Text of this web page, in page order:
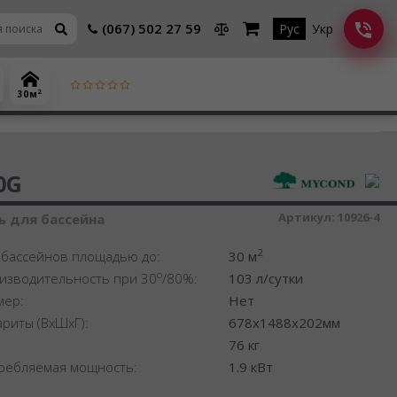
(067) 502 27 59 Рус Укр
30 м 2
воздуха
для бассейна Артикул: 10926-4
площадью до: 30 м2
при 30o/80%:
103 л/сутки
Нет
(ВхШхГ):
678x1488x202мм
76 кг
мощность:
1.9 кВт